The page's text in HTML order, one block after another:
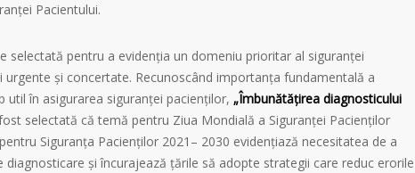
Pacientului.
selectată pentru a evidenția un domeniu prioritar al siguranței
urgente și concertate. Recunoscând importanța fundamentală a
util în asigurarea siguranței pacienților, „Îmbunătățirea diagnosticului
selectată că temă pentru Ziua Mondială a Siguranței Pacienților
Siguranța Pacienților 2021– 2030 evidențiază necesitatea de a
diagnosticare și încurajează țările să adopte strategii care reduc erorile